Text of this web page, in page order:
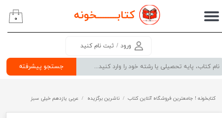
کتابــــــــخونه
جستجو پیشرفته
ورود / ثبت نام کنید
حساب کاربری من
سفارشات
۰
کتابخونه ! جامعترین فروشگاه آنلاین کتاب ناشرین برگزیده عربی یازدهم خیلی سبز